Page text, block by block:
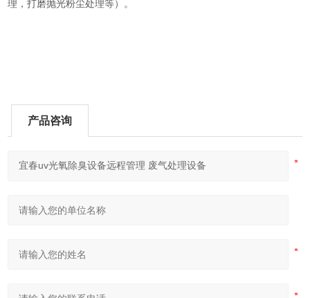
理，打磨抛光粉尘处理等）。
产品咨询